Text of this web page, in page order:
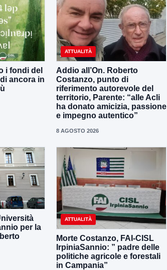
i fondi del
ancora in
ATTUALITÀ
Addio all’On. Roberto
Costanzo, punto di
riferimento autorevole del
territorio, Parente: “alle Acli
ha donato amicizia, passione
e impegno autentico”
8 AGOSTO 2026
per la
ATTUALITÀ
Morte Costanzo, FAI-CISL
IrpiniaSannio: ” padre delle
politiche agricole e forestali
in Campania”